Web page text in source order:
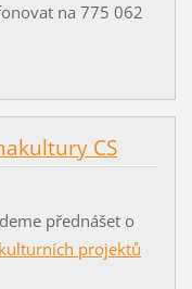
na 775 062
CS
přednášet o
projektů